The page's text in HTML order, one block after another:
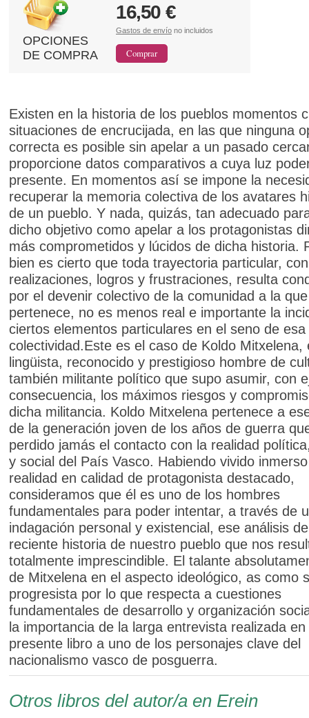
OPCIONES
DE COMPRA
16,50 €
Gastos de envío no incluidos
Existen en la historia de los pueblos momentos
situaciones de encrucijada, en las que ninguna
correcta es posible sin apelar a un pasado
proporcione datos comparativos a cuya luz
presente. En momentos así se impone la
recuperar la memoria colectiva de los avatares
de un pueblo. Y nada, quizás, tan adecuado
dicho objetivo como apelar a los protagonistas
más comprometidos y lúcidos de dicha historia.
bien es cierto que toda trayectoria particular,
realizaciones, logros y frustraciones, resulta
por el devenir colectivo de la comunidad a la que
pertenece, no es menos real e importante la
ciertos elementos particulares en el seno de
colectividad.Este es el caso de Koldo Mitxelena,
lingüista, reconocido y prestigioso hombre de
también militante político que supo asumir, con
consecuencia, los máximos riesgos y
dicha militancia. Koldo Mitxelena pertenece a
de la generación joven de los años de guerra
perdido jamás el contacto con la realidad
y social del País Vasco. Habiendo vivido
realidad en calidad de protagonista destacado,
consideramos que él es uno de los hombres
fundamentales para poder intentar, a través de
indagación personal y existencial, ese análisis
reciente historia de nuestro pueblo que nos
totalmente imprescindible. El talante
de Mitxelena en el aspecto ideológico, as como
progresista por lo que respecta a cuestiones
fundamentales de desarrollo y organización
la importancia de la larga entrevista realizada en
presente libro a uno de los personajes clave del
nacionalismo vasco de posguerra.
Otros libros del autor/a en Erein